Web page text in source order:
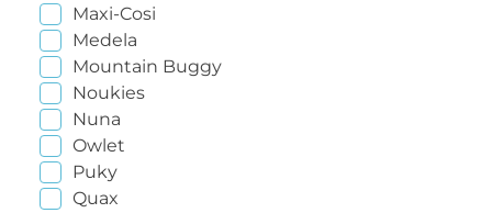
Maxi-Cosi
Medela
Mountain Buggy
Noukies
Nuna
Owlet
Puky
Quax